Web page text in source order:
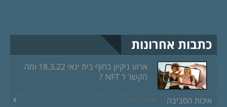
כתבות אחרונות
ארוע ניקיון בחוף בית ינאי 18.3.22 ומה
הקשר ל NFT ?
איכות הסביבה מרץ 8, 2022